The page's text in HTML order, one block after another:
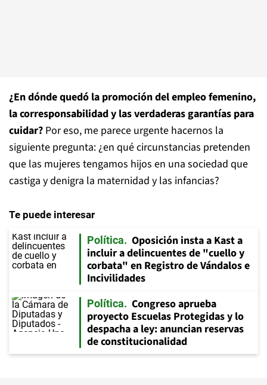
¿En dónde quedó la promoción del empleo femenino,
la corresponsabilidad y las verdaderas garantías para
cuidar? Por eso, me parece urgente hacernos la
siguiente pregunta: ¿en qué circunstancias pretenden
que las mujeres tengamos hijos en una sociedad que
castiga y denigra la maternidad y las infancias?
Te puede interesar
Política
Oposición insta a Kast a
incluir a delincuentes de "cuello y
corbata" en Registro de Vándalos e
Incivilidades
Política
Congreso aprueba
proyecto Escuelas Protegidas y lo
despacha a ley: anuncian reservas
de constitucionalidad